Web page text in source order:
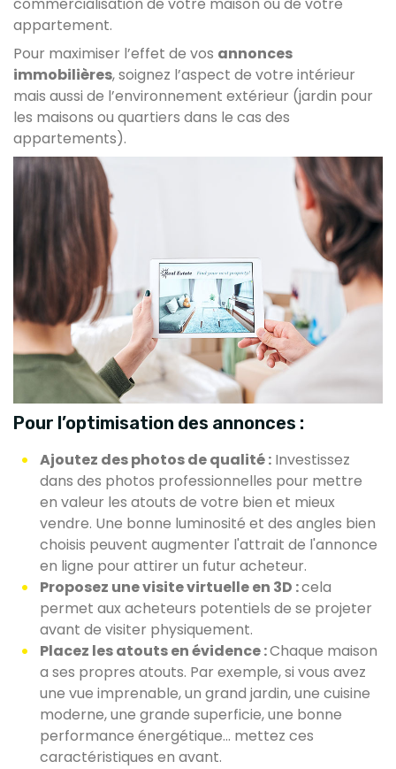
commercialisation de votre maison ou de votre
appartement.
Pour maximiser l’effet de vos annonces
immobilières, soignez l’aspect de votre intérieur
mais aussi de l’environnement extérieur (jardin pour
les maisons ou quartiers dans le cas des
appartements).
Pour l’optimisation des annonces :
Ajoutez des photos de qualité : Investissez
dans des photos professionnelles pour mettre
en valeur les atouts de votre bien et mieux
vendre. Une bonne luminosité et des angles bien
choisis peuvent augmenter l'attrait de l'annonce
en ligne pour attirer un futur acheteur.
Proposez une visite virtuelle en 3D :cela
permet aux acheteurs potentiels de se projeter
avant de visiter physiquement.
Placez les atouts en évidence :Chaque maison
a ses propres atouts. Par exemple, si vous avez
une vue imprenable, un grand jardin, une cuisine
moderne, une grande superficie, une bonne
performance énergétique… mettez ces
caractéristiques en avant.